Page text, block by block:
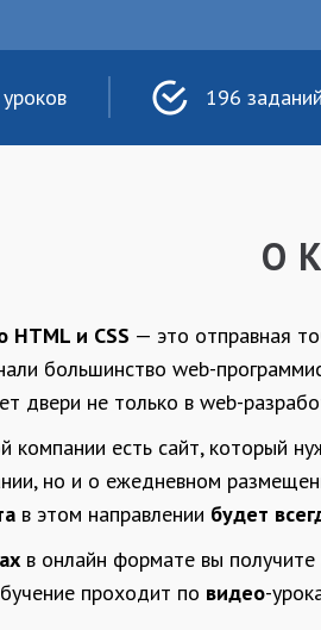
196 заданий
О
HTML и CSS — это отправная
большинство web-
двери не только в web-
компании есть сайт, который
но и о ежедневном
в этом направлении будет
в онлайн формате вы
проходит по видео-